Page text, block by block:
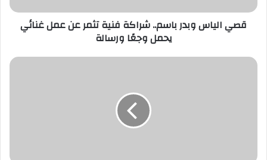
ر
قصي الياس وبدر باسم.. شراكة فنية تثمر عن عمل غنائي
يحمل وجعًا ورسالة